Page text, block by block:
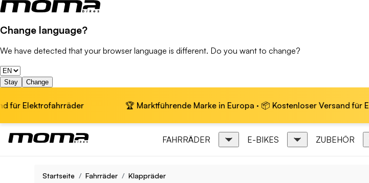
Change language?
We have detected that your browser language is different. Do you want to change?
Stay Change
🏆 Marktführende Marke in Europa · 📦 Kostenloser Versand für Elektrofahrräder
FAHRRÄDER E-BIKES ZUBEHÖR
Startseite Fahrräder Klappräder